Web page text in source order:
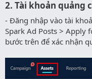
2. Tài khoản quảng
- Đăng nhập vào tài
Spark Ad Posts > Apply
bước trên để xác nhận